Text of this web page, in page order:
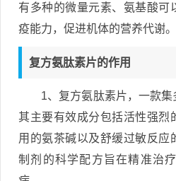
有多种的微量元素、氨基酸可
疫能力，促进机体的营养代谢。
复方氨肽素片的作用
1、复方氨肽素片，一款集
其主要有效成分包括活性强烈
用的氨茶碱以及舒缓过敏反应
制剂的科学配方旨在精准治